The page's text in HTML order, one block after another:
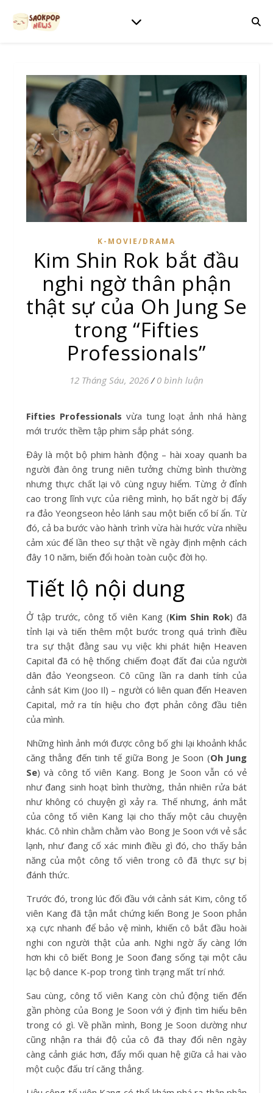
K-MOVIE/DRAMA
Kim Shin Rok bắt đầu
nghi ngờ thân phận
thật sự của Oh Jung Se
trong “Fifties
Professionals”
12 Tháng Sáu, 2026 / 0 bình luận
Fifties Professionals vừa tung loạt ảnh nhá hàng
mới trước thềm tập phim sắp phát sóng.
Đây là một bộ phim hành động – hài xoay quanh ba
người đàn ông trung niên tưởng chừng bình thường
nhưng thực chất lại vô cùng nguy hiểm. Từng ở đỉnh
cao trong lĩnh vực của riêng mình, họ bất ngờ bị đẩy
ra đảo Yeongseon hẻo lánh sau một biến cố bí ẩn. Từ
đó, cả ba bước vào hành trình vừa hài hước vừa nhiều
cảm xúc để lần theo sự thật về ngày định mệnh cách
đây 10 năm, biến đổi hoàn toàn cuộc đời họ.
Tiết lộ nội dung
Ở tập trước, công tố viên Kang (Kim Shin Rok) đã
tỉnh lại và tiến thêm một bước trong quá trình điều
tra sự thật đằng sau vụ việc khi phát hiện Heaven
Capital đã có hệ thống chiếm đoạt đất đai của người
dân đảo Yeongseon. Cô cũng lần ra danh tính của
cảnh sát Kim (Joo Il) – người có liên quan đến Heaven
Capital, mở ra tín hiệu cho đợt phản công đầu tiên
của mình.
Những hình ảnh mới được công bố ghi lại khoảnh khắc
căng thẳng đến tinh tế giữa Bong Je Soon (Oh Jung
Se) và công tố viên Kang. Bong Je Soon vẫn có vẻ
như đang sinh hoạt bình thường, thản nhiên rửa bát
như không có chuyện gì xảy ra. Thế nhưng, ánh mắt
của công tố viên Kang lại cho thấy một câu chuyện
khác. Cô nhìn chằm chằm vào Bong Je Soon với vẻ sắc
lạnh, như đang cố xác minh điều gì đó, cho thấy bản
năng của một công tố viên trong cô đã thực sự bị
đánh thức.
Trước đó, trong lúc đối đầu với cảnh sát Kim, công tố
viên Kang đã tận mắt chứng kiến Bong Je Soon phản
xạ cực nhanh để bảo vệ mình, khiến cô bắt đầu hoài
nghi con người thật của anh. Nghi ngờ ấy càng lớn
hơn khi cô biết Bong Je Soon đang sống tại một câu
lạc bộ dance K-pop trong tình trạng mất trí nhớ.
Sau cùng, công tố viên Kang còn chủ động tiến đến
gần phòng của Bong Je Soon với ý định tìm hiểu bên
trong có gì. Về phần mình, Bong Je Soon dường như
cũng nhận ra thái độ của cô đã thay đổi nên ngày
càng cảnh giác hơn, đẩy mối quan hệ giữa cả hai vào
một cuộc đấu trí căng thẳng.